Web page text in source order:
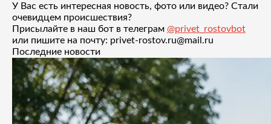
У Вас есть интересная новость, фото или видео? Стали
очевидцем происшествия?
Присылайте в наш бот в телеграм @privet_rostovbot
или пишите на почту: privet-rostov.ru@mail.ru
Последние новости